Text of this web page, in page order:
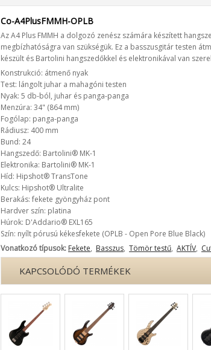
Co-A4PlusFMMH-OPLB
Az A4 Plus FMMH a dolgozó zenész számára készített
megbízhatóságra van szükségük. Ez a basszusgitár testen
készült és Bartolini hangszedőkkel és elektronikával van
Konstrukció: átmenő nyak
Test: lángolt juhar a mahagóni testen
Nyak: 5 db-ból, juhar és panga-panga
Menzúra: 34" (864 mm)
Fogólap: panga-panga
Rádiusz: 400 mm
Bund: 24
Hangszedő: Bartolini® MK-1
Elektronika: Bartolini® MK-1
Híd: Hipshot® TransTone
Kulcs: Hipshot® Ultralite
Berakás: fekete gyöngyház pont
Hardver szín: platina
Húrok: D'Addario® EXL165
Szín: nyílt pórusú kékesfekete (OPLB - Open Pore Blue Black)
Vonatkozó típusok: Fekete, Basszus, Tömör testű, AKTÍV,
KAPCSOLÓDÓ TERMÉKEK